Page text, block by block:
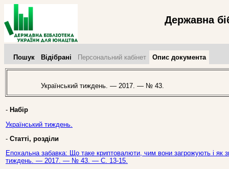
Державна
Пошук Відібрані Персональний кабінет Опис документа
Український тиждень. — 2017. — № 43.
- Набір
Український тиждень.
- Статті, розділи
Епохальна забавка: Що таке криптовалюти, чим вони загрожують і як
тиждень. — 2017. — № 43. — С. 13-15.